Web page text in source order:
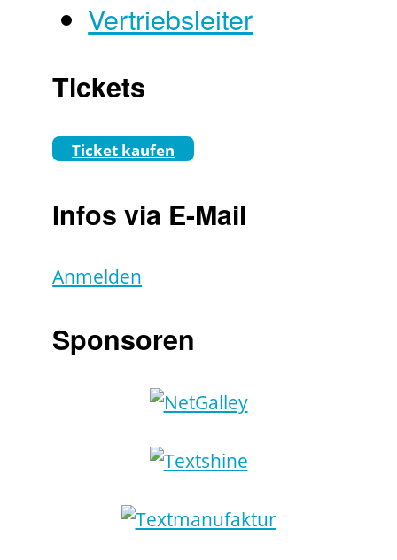
Vertriebsleiter
Tickets
Ticket kaufen
Infos via E-Mail
Anmelden
Sponsoren